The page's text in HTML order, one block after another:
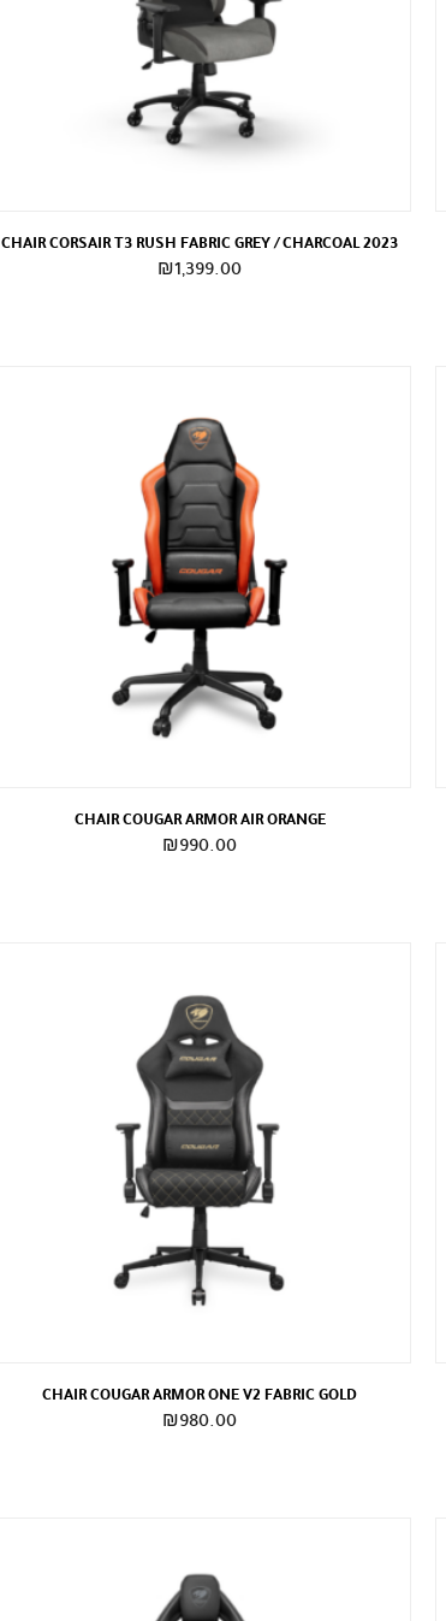
CHAIR CORSAIR T3 RUSH FABRIC GREY / CHARCOAL 2023
₪1,399.00
CHAIR COUGAR ARMOR AIR ORANGE
₪990.00
CHAIR COUGAR ARMOR ONE V2 FABRIC GOLD
₪980.00